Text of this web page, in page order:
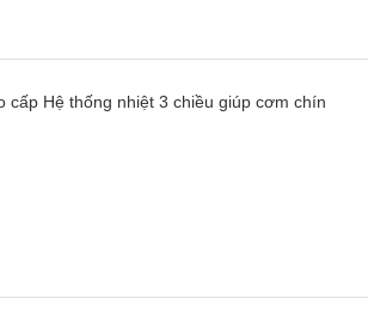
cấp Hệ thống nhiệt 3 chiều giúp cơm chín